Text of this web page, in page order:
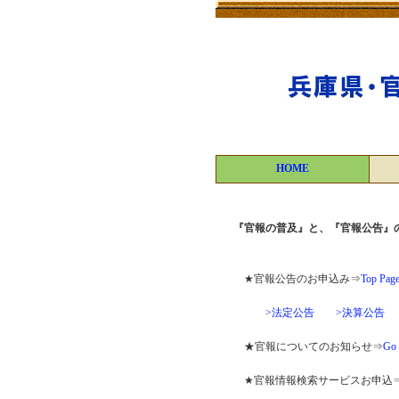
HOME
『官報の普及』と、『官報公告
★官報公告のお申込み⇒Top Page
>法定公告 >決算公告
★官報についてのお知らせ⇒Go
★官報情報検索サービスお申込